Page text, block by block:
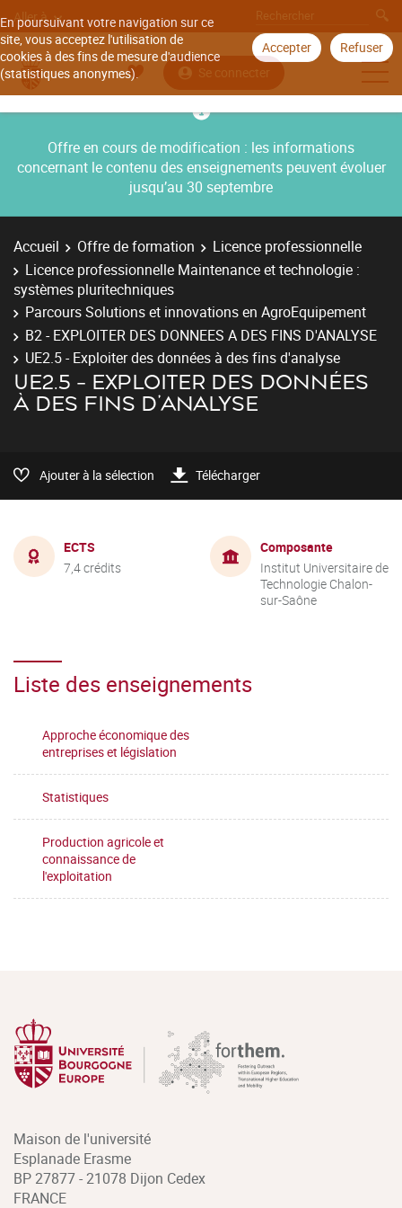
En poursuivant votre navigation sur ce
site, vous acceptez l'utilisation de
cookies à des fins de mesure d'audience
(statistiques anonymes).
Accepter Refuser
Aller à
Se connecter
Offre en cours de modification : les informations
concernant le contenu des enseignements peuvent évoluer
jusqu’au 30 septembre
Accueil Offre de formation
Licence professionnelle
Licence professionnelle Maintenance et technologie :
systèmes pluritechniques
Parcours Solutions et innovations en AgroEquipement
B2 - EXPLOITER DES DONNEES A DES FINS D'ANALYSE
UE2.5 - Exploiter des données à des fins d'analyse
UE2.5 - EXPLOITER DES DONNÉES
À DES FINS D'ANALYSE
Ajouter à la sélection Télécharger
ECTS
7,4 crédits
Composante
Institut Universitaire de
Technologie Chalon-
sur-Saône
Liste des enseignements
Approche économique des
entreprises et législation
Statistiques
Production agricole et
connaissance de
l'exploitation
Maison de l'université
Esplanade Erasme
BP 27877 - 21078 Dijon Cedex
FRANCE